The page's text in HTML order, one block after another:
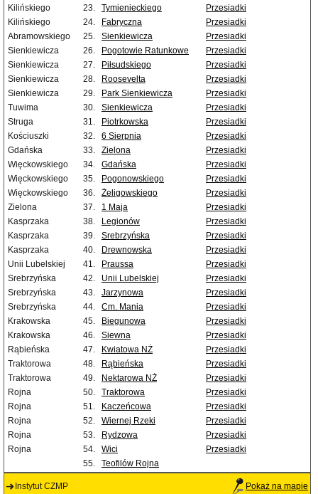
Kilińskiego
23. Tymienieckiego
Przesiadki
Kilińskiego
24. Fabryczna
Przesiadki
Abramowskiego
25. Sienkiewicza
Przesiadki
Sienkiewicza
26. Pogotowie Ratunkowe
Przesiadki
Sienkiewicza
27. Piłsudskiego
Przesiadki
Sienkiewicza
28. Roosevelta
Przesiadki
Sienkiewicza
29. Park Sienkiewicza
Przesiadki
Tuwima
30. Sienkiewicza
Przesiadki
Struga
31. Piotrkowska
Przesiadki
Kościuszki
32. 6 Sierpnia
Przesiadki
Gdańska
33. Zielona
Przesiadki
Więckowskiego
34. Gdańska
Przesiadki
Więckowskiego
35. Pogonowskiego
Przesiadki
Więckowskiego
36. Żeligowskiego
Przesiadki
Zielona
37. 1 Maja
Przesiadki
Kasprzaka
38. Legionów
Przesiadki
Kasprzaka
39. Srebrzyńska
Przesiadki
Kasprzaka
40. Drewnowska
Przesiadki
Unii Lubelskiej
41. Praussa
Przesiadki
Srebrzyńska
42. Unii Lubelskiej
Przesiadki
Srebrzyńska
43. Jarzynowa
Przesiadki
Srebrzyńska
44. Cm. Mania
Przesiadki
Krakowska
45. Biegunowa
Przesiadki
Krakowska
46. Siewna
Przesiadki
Rąbieńska
47. Kwiatowa NŻ
Przesiadki
Traktorowa
48. Rąbieńska
Przesiadki
Traktorowa
49. Nektarowa NŻ
Przesiadki
Rojna
50. Traktorowa
Przesiadki
Rojna
51. Kaczeńcowa
Przesiadki
Rojna
52. Wiernej Rzeki
Przesiadki
Rojna
53. Rydzowa
Przesiadki
Rojna
54. Wici
Przesiadki
55.
Teofilów Rojna
Instytut CZMP Pokaż na mapie